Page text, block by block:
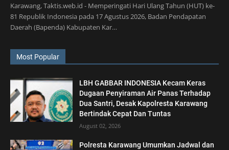
Karawang, Taktis.web.id - Memperingati Hari Ulang Tahun (HUT) ke-
81 Republik Indonesia pada 17 Agustus 2026, Badan Pendapatan
Daerah (Bapenda) Kabupaten Kar…
Most Popular
LBH GABBAR INDONESIA Kecam Keras
Dugaan Penyiraman Air Panas Terhadap
Dua Santri, Desak Kapolresta Karawang
Bertindak Cepat Dan Tuntas
August 02, 2026
Polresta Karawang Umumkan Jadwal dan